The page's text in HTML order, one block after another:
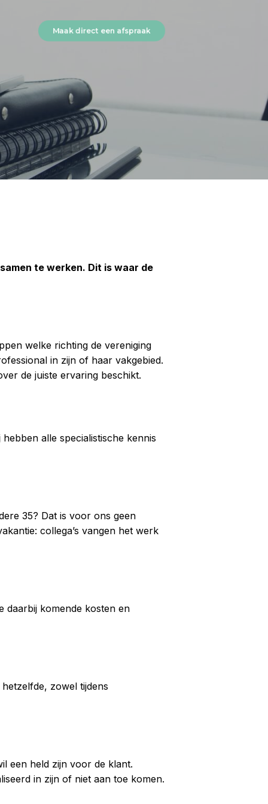
Maak direct een afspraak
te werken. Dit is waar de
welke richting de vereniging
in zijn of haar vakgebied.
de juiste ervaring beschikt.
alle specialistische kennis
35? Dat is voor ons geen
collega’s vangen het werk
daarbij komende kosten en
zowel tijdens
een held zijn voor de klant.
in zijn of niet aan toe komen.